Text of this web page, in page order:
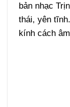
bản nhạc
thái, yên
kính cách